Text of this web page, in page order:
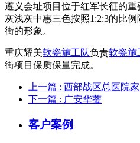
遵义会址项目位于红军长征的
灰浅灰中惠三色按照1:2:3的比
街的形象。
重庆耀美软瓷施工队负责软瓷施
街项目保质保量完成。
上一篇 : 西部战区总医院
下一篇 : 广安华蓥
客户案例